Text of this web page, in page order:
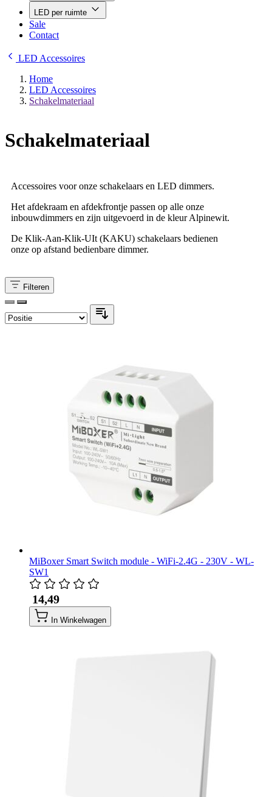
LED per ruimte
Sale
Contact
LED Accessoires
Home
LED Accessoires
Schakelmateriaal
Schakelmateriaal
Accessoires voor onze schakelaars en LED dimmers.
Het afdekraam en afdekfrontje passen op alle onze
inbouwdimmers en zijn uitgevoerd in de kleur Alpinewit.
De Klik-Aan-Klik-UIt (KAKU) schakelaars bedienen
onze op afstand bedienbare dimmer.
Filteren
MiBoxer Smart Switch module - WiFi-2.4G - 230V - WL-
SW1
​ 14,49
In Winkelwagen